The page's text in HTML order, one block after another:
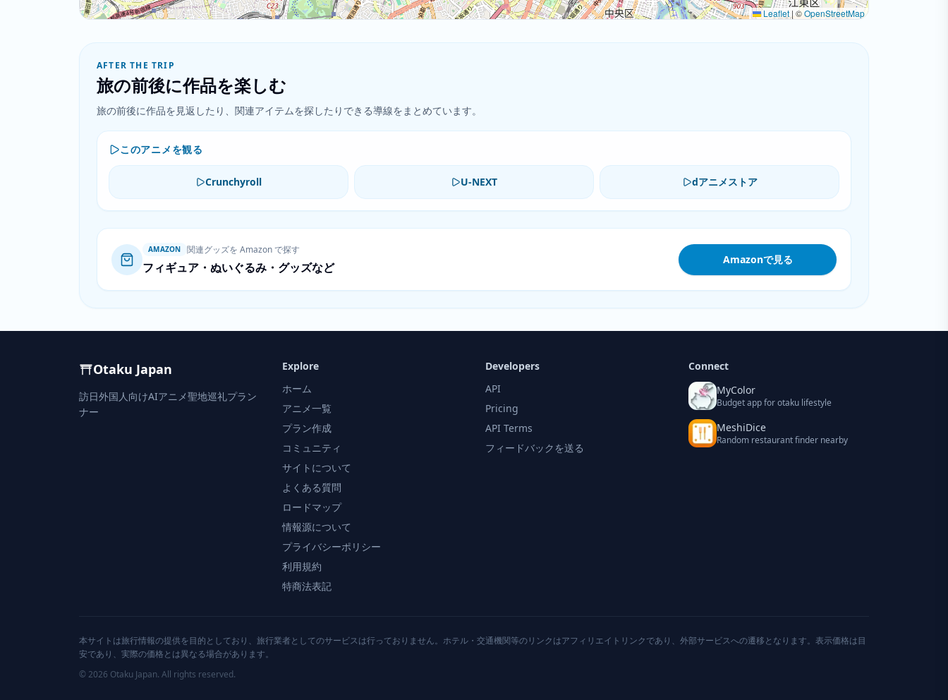
Leaflet | ©OpenStreetMap
AFTER THE TRIP
旅の前後に作品を楽しむ
旅の前後に作品を見返したり、関連アイテムを探したりできる導線をまとめています。
このアニメを観る
Crunchyroll U-NEXT dアニメストア
AMAZON 関連グッズを Amazon で探す
フィギュア・ぬいぐるみ・グッズなど
Amazonで見る
Otaku Japan
訪日外国人向けAIアニメ聖地巡礼プラン
ナー
Explore
ホーム
アニメ一覧
プラン作成
コミュニティ
サイトについて
よくある質問
ロードマップ
情報源について
プライバシーポリシー
利用規約
特商法表記
Developers
API
Pricing
API Terms
フィードバックを送る
Connect
MyColor
Budget app for otaku lifestyle
MeshiDice
Random restaurant finder nearby
本サイトは旅行情報の提供を目的としており、旅行業者としてのサービスは行っておりません。ホテル・交通機関等のリンクはアフィリエイトリンクであり、外部サービスへの遷移となります。表示価格は目
安であり、実際の価格とは異なる場合があります。
© 2026 Otaku Japan. All rights reserved.